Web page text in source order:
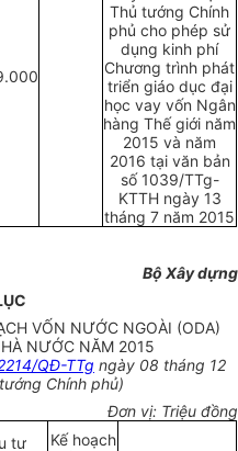
Thủ tướng Chính
phủ cho phép sử
dụng kinh phí
Chương trình phát
triển giáo dục đại
học vay vốn Ngân
hàng Thế giới năm
2015 và năm
2016 tại văn bản
số 1039/TTg-
KTTH ngày 13
tháng 7 năm 2015
Bộ Xây dựng
VỐN NƯỚC NGOÀI (ODA)
NƯỚC NĂM 2015
QĐ-TTg ngày 08 tháng 12
Chính phủ)
Đơn vị: Triệu đồng
tư
Kế hoạch